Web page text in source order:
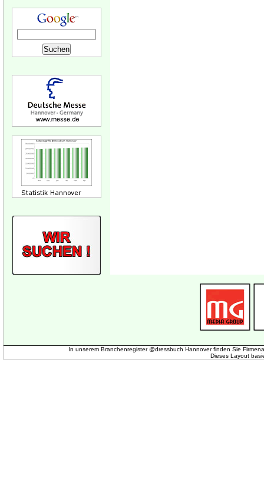
In unserem Branchenregister @dressbuch Hannover finden Sie
Dieses Layout